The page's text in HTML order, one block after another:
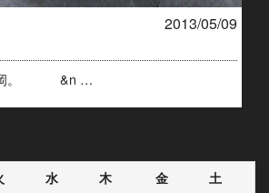
2013/05/09
岡。 &n …
水 木 金 土